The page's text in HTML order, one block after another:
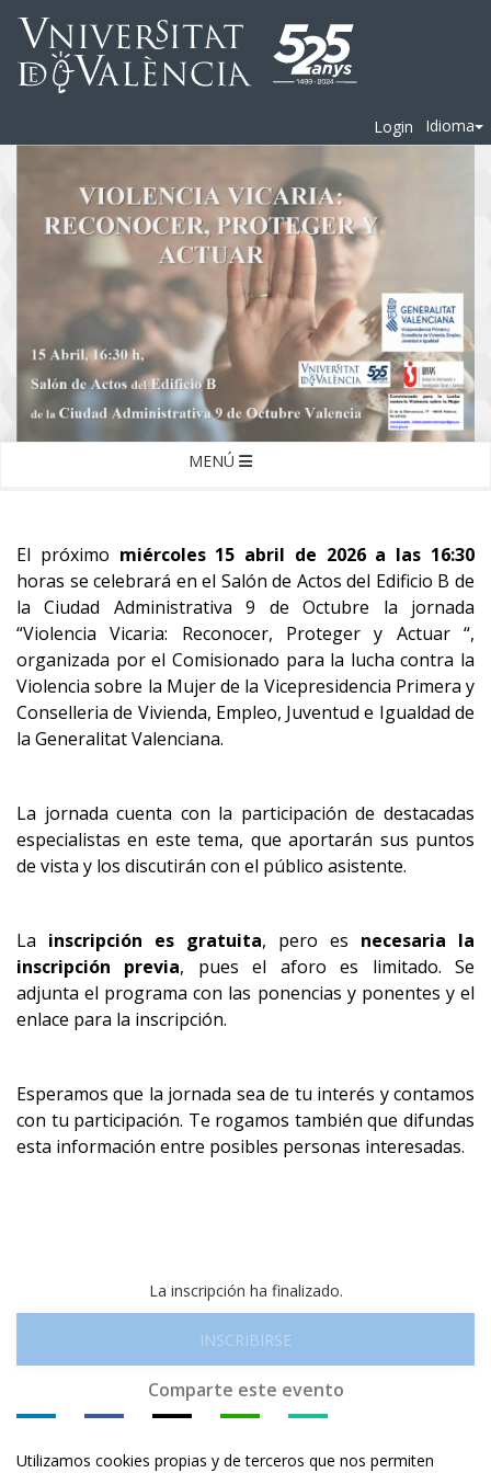
Utilizamos cookies propias y de terceros que nos permiten
Login Idioma
MENÚ
El próximo miércoles 15 abril de 2026 a las 16:30
horas se celebrará en el Salón de Actos del Edificio B de
la Ciudad Administrativa 9 de Octubre la jornada
“Violencia Vicaria: Reconocer, Proteger y Actuar “,
organizada por el Comisionado para la lucha contra la
Violencia sobre la Mujer de la Vicepresidencia Primera y
Conselleria de Vivienda, Empleo, Juventud e Igualdad de
la Generalitat Valenciana.
La jornada cuenta con la participación de destacadas
especialistas en este tema, que aportarán sus puntos
de vista y los discutirán con el público asistente.
La inscripción es gratuita, pero es necesaria la
inscripción previa, pues el aforo es limitado. Se
adjunta el programa con las ponencias y ponentes y el
enlace para la inscripción.
Esperamos que la jornada sea de tu interés y contamos
con tu participación. Te rogamos también que difundas
esta información entre posibles personas interesadas.
La inscripción ha finalizado.
INSCRIBIRSE
Comparte este evento